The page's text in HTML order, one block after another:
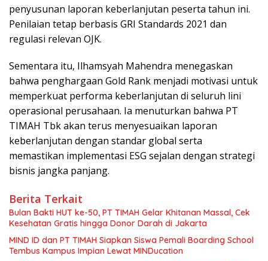
penyusunan laporan keberlanjutan peserta tahun ini.
Penilaian tetap berbasis GRI Standards 2021 dan
regulasi relevan OJK.
Sementara itu, Ilhamsyah Mahendra menegaskan
bahwa penghargaan Gold Rank menjadi motivasi untuk
memperkuat performa keberlanjutan di seluruh lini
operasional perusahaan. Ia menuturkan bahwa PT
TIMAH Tbk akan terus menyesuaikan laporan
keberlanjutan dengan standar global serta
memastikan implementasi ESG sejalan dengan strategi
bisnis jangka panjang.
Berita Terkait
Bulan Bakti HUT ke-50, PT TIMAH Gelar Khitanan Massal, Cek
Kesehatan Gratis hingga Donor Darah di Jakarta
MIND ID dan PT TIMAH Siapkan Siswa Pemali Boarding School
Tembus Kampus Impian Lewat MINDucation